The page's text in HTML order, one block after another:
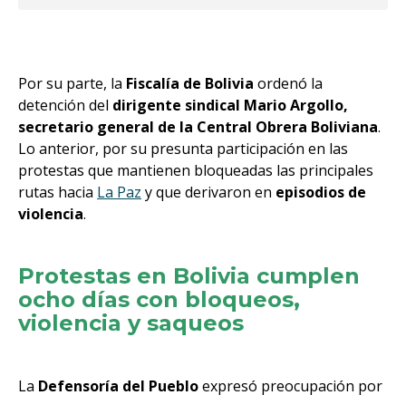
Por su parte, la Fiscalía de Bolivia ordenó la
detención del dirigente sindical Mario Argollo,
secretario general de la Central Obrera Boliviana.
Lo anterior, por su presunta participación en las
protestas que mantienen bloqueadas las principales
rutas hacia La Paz y que derivaron en episodios de
violencia.
Protestas en Bolivia cumplen
ocho días con bloqueos,
violencia y saqueos
La Defensoría del Puebloexpresó preocupación por